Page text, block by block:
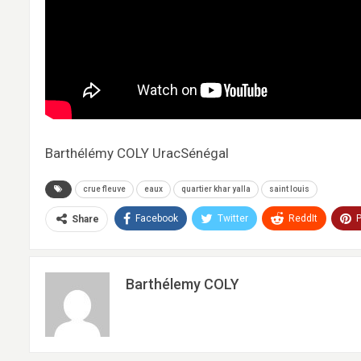
Barthélémy COLY UracSénégal
crue fleuve eaux quartier khar yalla saint louis
Share Facebook Twitter ReddIt
Barthélemy COLY